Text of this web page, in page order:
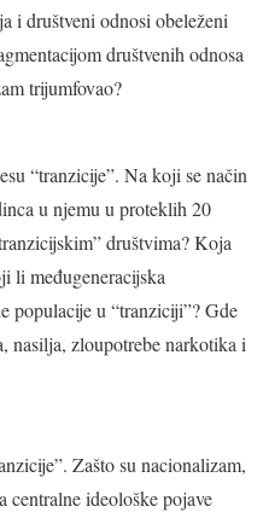
i društveni odnosi obeleženi
društvenih odnosa
trijumfovao?
“tranzicije”. Na koji se način
u njemu u proteklih 20
društvima? Koja
li međugeneracijska
populacije u “tranziciji”? Gde
nasilja, zloupotrebe narkotika i
Zašto su nacionalizam,
ideološke pojave